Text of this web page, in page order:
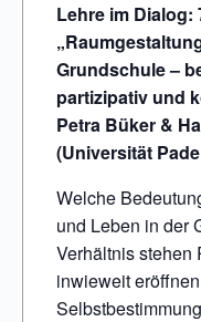
Lehre im Dialog:
Grundschule –
partizipativ und
Petra Büker &
(Universität
Welche
und Leben in der
Verhältnis stehen
inwieweit